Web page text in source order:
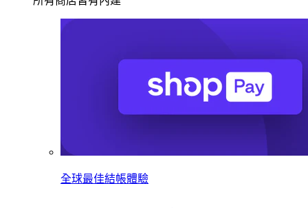
全球最佳結帳體驗